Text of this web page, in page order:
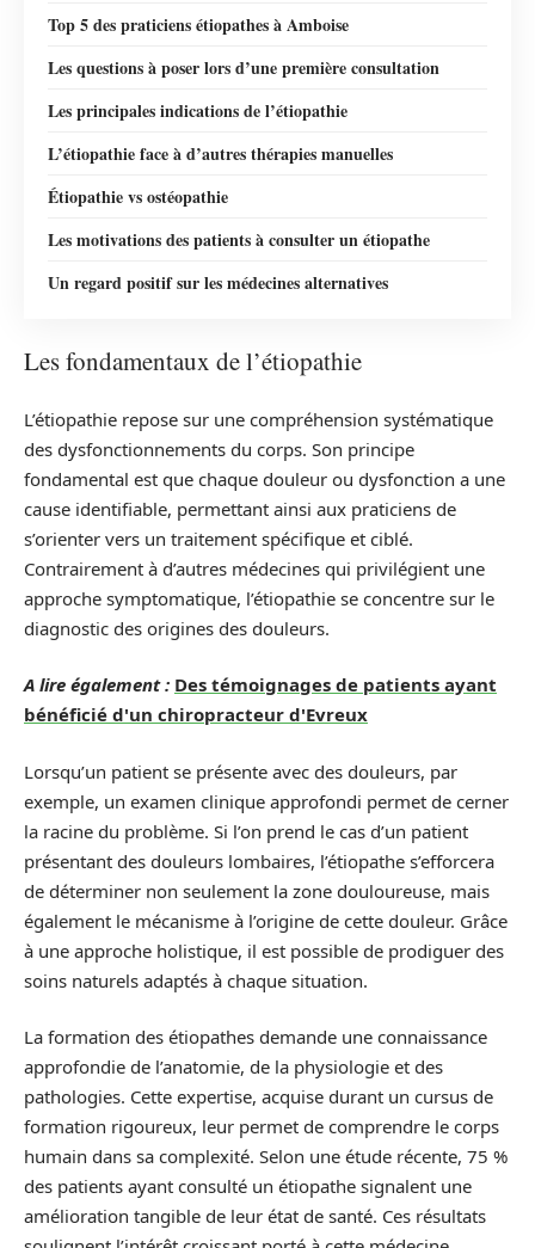
Top 5 des praticiens étiopathes à Amboise
Les questions à poser lors d’une première consultation
Les principales indications de l’étiopathie
L’étiopathie face à d’autres thérapies manuelles
Étiopathie vs ostéopathie
Les motivations des patients à consulter un étiopathe
Un regard positif sur les médecines alternatives
Les fondamentaux de l’étiopathie
L’étiopathie repose sur une compréhension systématique
des dysfonctionnements du corps. Son principe
fondamental est que chaque douleur ou dysfonction a une
cause identifiable, permettant ainsi aux praticiens de
s’orienter vers un traitement spécifique et ciblé.
Contrairement à d’autres médecines qui privilégient une
approche symptomatique, l’étiopathie se concentre sur le
diagnostic des origines des douleurs.
A lire également : Des témoignages de patients ayant
bénéficié d'un chiropracteur d'Evreux
Lorsqu’un patient se présente avec des douleurs, par
exemple, un examen clinique approfondi permet de cerner
la racine du problème. Si l’on prend le cas d’un patient
présentant des douleurs lombaires, l’étiopathe s’efforcera
de déterminer non seulement la zone douloureuse, mais
également le mécanisme à l’origine de cette douleur. Grâce
à une approche holistique, il est possible de prodiguer des
soins naturels adaptés à chaque situation.
La formation des étiopathes demande une connaissance
approfondie de l’anatomie, de la physiologie et des
pathologies. Cette expertise, acquise durant un cursus de
formation rigoureux, leur permet de comprendre le corps
humain dans sa complexité. Selon une étude récente, 75 %
des patients ayant consulté un étiopathe signalent une
amélioration tangible de leur état de santé. Ces résultats